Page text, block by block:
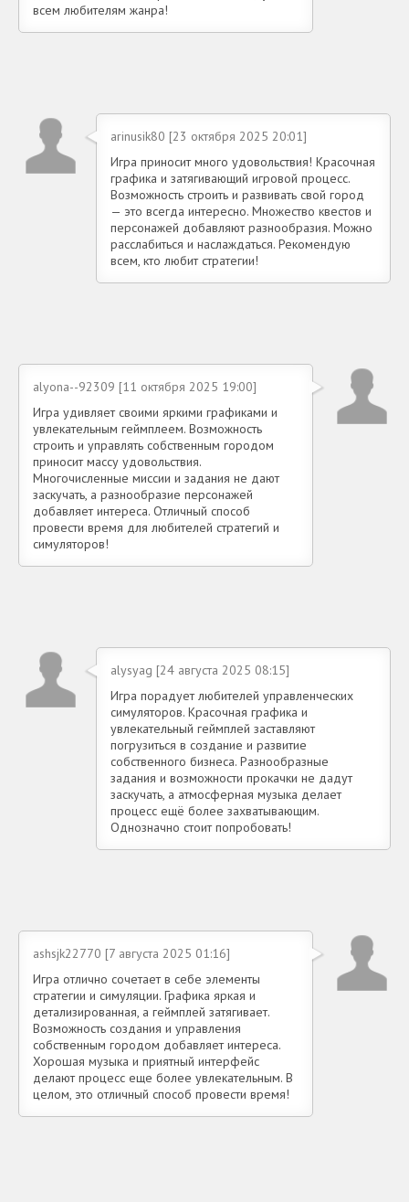
всем любителям жанра!
arinusik80 [23 октября 2025 20:01]
Игра приносит много удовольствия! Красочная
графика и затягивающий игровой процесс.
Возможность строить и развивать свой город
— это всегда интересно. Множество квестов и
персонажей добавляют разнообразия. Можно
расслабиться и наслаждаться. Рекомендую
всем, кто любит стратегии!
alyona--92309 [11 октября 2025 19:00]
Игра удивляет своими яркими графиками и
увлекательным геймплеем. Возможность
строить и управлять собственным городом
приносит массу удовольствия.
Многочисленные миссии и задания не дают
заскучать, а разнообразие персонажей
добавляет интереса. Отличный способ
провести время для любителей стратегий и
симуляторов!
alysyag [24 августа 2025 08:15]
Игра порадует любителей управленческих
симуляторов. Красочная графика и
увлекательный геймплей заставляют
погрузиться в создание и развитие
собственного бизнеса. Разнообразные
задания и возможности прокачки не дадут
заскучать, а атмосферная музыка делает
процесс ещё более захватывающим.
Однозначно стоит попробовать!
ashsjk22770 [7 августа 2025 01:16]
Игра отлично сочетает в себе элементы
стратегии и симуляции. Графика яркая и
детализированная, а геймплей затягивает.
Возможность создания и управления
собственным городом добавляет интереса.
Хорошая музыка и приятный интерфейс
делают процесс еще более увлекательным. В
целом, это отличный способ провести время!